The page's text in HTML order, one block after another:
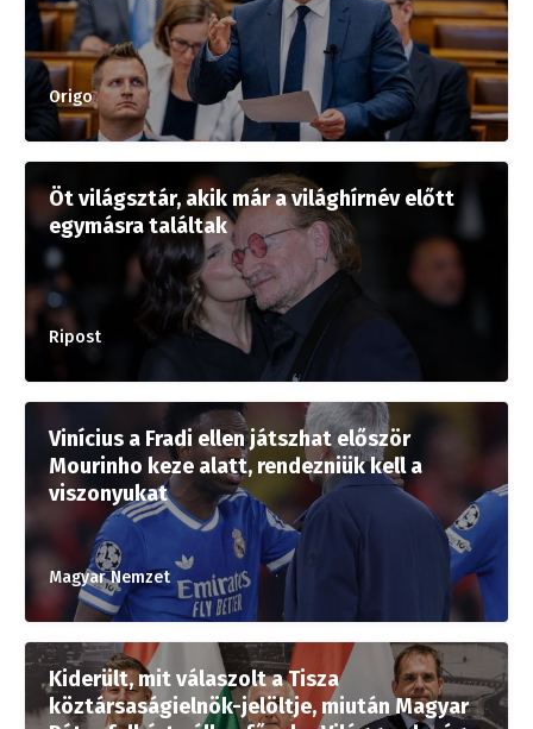
Origo
Öt világsztár, akik már a világhírnév előtt
egymásra találtak
Ripost
Vinícius a Fradi ellen játszhat először
Mourinho keze alatt, rendezniük kell a
viszonyukat
Magyar Nemzet
Kiderült, mit válaszolt a Tisza
köztársaságielnök-jelöltje, miután Magyar